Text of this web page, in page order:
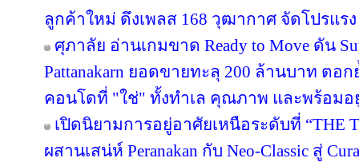
ลูกค้าใหม่ ดึงเพลส 168 วุฒากาศ จัดโปรแร
ศุภาลัย อ่านเกมขาด Ready to Move ดัน
Pattanakarn ยอดขายทะลุ 200 ล้านบาท ต
คอนโดที่ "ใช่" ทั้งทำเล คุณภาพ และพร้อมอ
เปิดนิยามการอยู่อาศัยเหนือระดับที่ “THE
ผสานเสน่ห์ Peranakan กับ Neo-Classic สู่